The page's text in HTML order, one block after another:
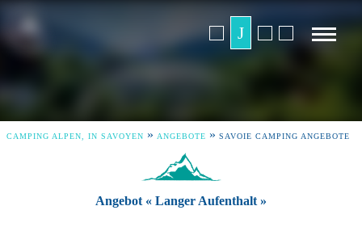
CAMPING ALPEN, IN SAVOYEN » ANGEBOTE » SAVOIE CAMPING ANGEBOTE
Angebot « Langer Aufenthalt »